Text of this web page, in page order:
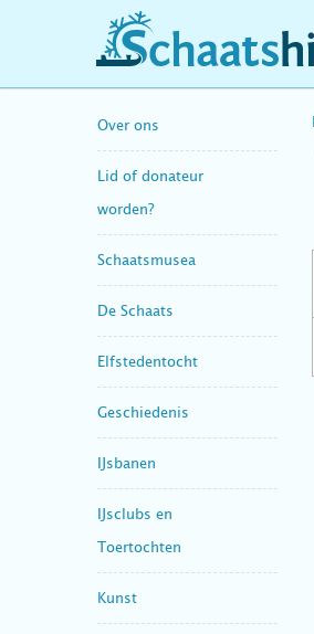
schaatshistorie.nl
Over ons
Lid of donateur
worden?
Schaatsmusea
De Schaats
Elfstedentocht
Geschiedenis
IJsbanen
IJsclubs en
Toertochten
Kunst